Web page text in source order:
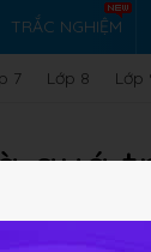
TRẮC NGHIỆM
7 Lớp 8 Lớp
quá